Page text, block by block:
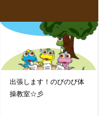
出張します！のびのび体
操教室☆彡